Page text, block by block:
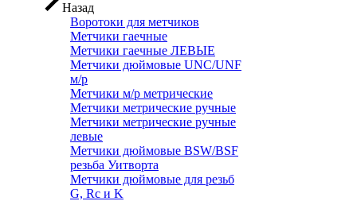
Назад
Воротоки для метчиков
Метчики гаечные
Метчики гаечные ЛЕВЫЕ
Метчики дюймовые UNC/UNF
м/р
Метчики м/р метрические
Метчики метрические ручные
Метчики метрические ручные
левые
Метчики дюймовые BSW/BSF
резьба Уитворта
Метчики дюймовые для резьб
G, Rc и K